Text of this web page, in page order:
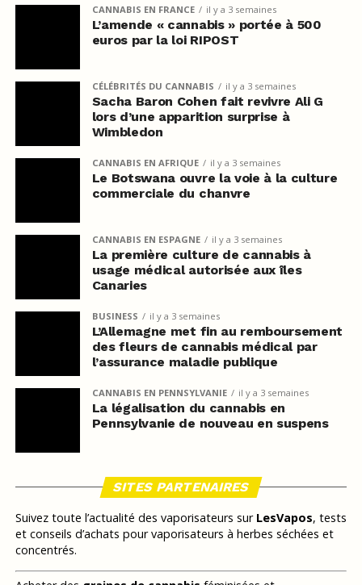
CANNABIS EN FRANCE il y a 3 semaines
L’amende « cannabis » portée à 500
euros par la loi RIPOST
CÉLÉBRITÉS DU CANNABIS il y a 3 semaines
Sacha Baron Cohen fait revivre Ali G
lors d’une apparition surprise à
Wimbledon
CANNABIS EN AFRIQUE il y a 3 semaines
Le Botswana ouvre la voie à la culture
commerciale du chanvre
CANNABIS EN ESPAGNE il y a 3 semaines
La première culture de cannabis à
usage médical autorisée aux îles
Canaries
BUSINESS il y a 3 semaines
L’Allemagne met fin au remboursement
des fleurs de cannabis médical par
l’assurance maladie publique
CANNABIS EN PENNSYLVANIE il y a 3 semaines
La légalisation du cannabis en
Pennsylvanie de nouveau en suspens
SITES PARTENAIRES
Suivez toute l’actualité des vaporisateurs sur LesVapos, tests
et conseils d’achats pour vaporisateurs à herbes séchées et
concentrés.